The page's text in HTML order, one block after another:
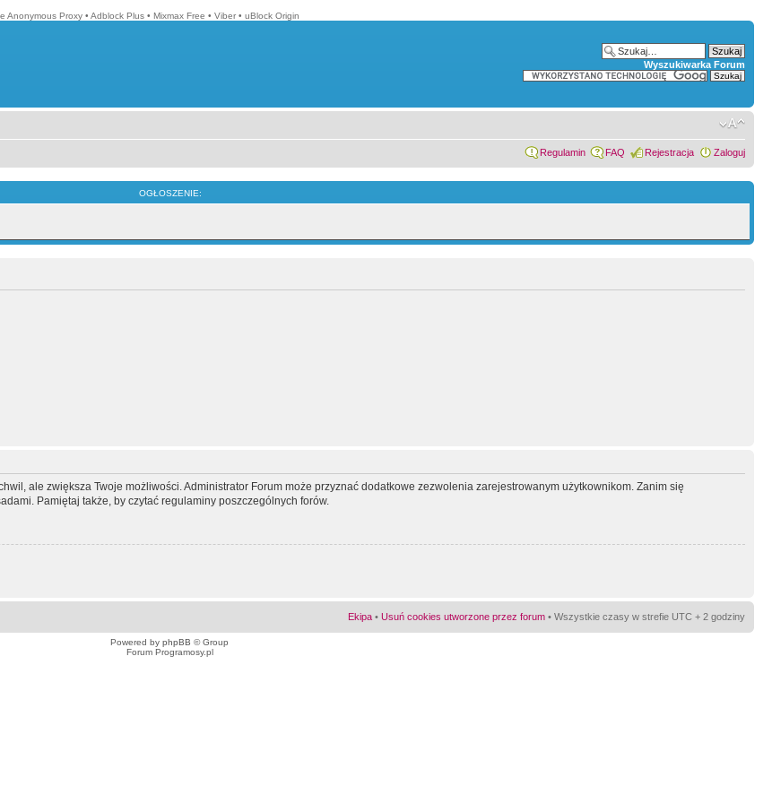
Anonymous Proxy • Adblock Plus • Mixmax Free • Viber • uBlock Origin
Wyszukiwarka Forum
Regulamin FAQ Rejestracja Zaloguj
OGŁOSZENIE:
ale zwiększa Twoje możliwości. Administrator Forum może przyznać dodatkowe zezwolenia zarejestrowanym użytkownikom. Zanim się
Pamiętaj także, by czytać regulaminy poszczególnych forów.
Ekipa • Usuń cookies utworzone przez forum • Wszystkie czasy w strefie UTC + 2 godziny
Powered by phpBB © Group
Forum Programosy.pl